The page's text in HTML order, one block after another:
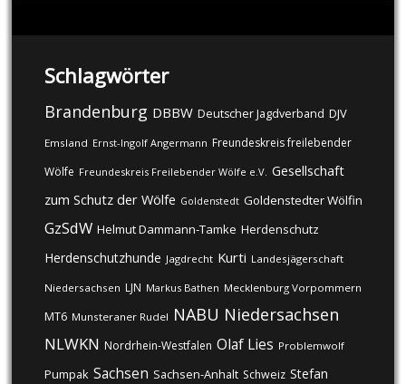
Schlagwörter
Brandenburg DBBW Deutscher Jagdverband DJV
Emsland Ernst-Ingolf Angermann Freundeskreis freilebender
Wölfe Freundeskreis Freilebender Wölfe e.V. Gesellschaft
zum Schutz der Wölfe Goldenstedt Goldenstedter Wölfin
GzSdW Helmut Dammann-Tamke Herdenschutz
Herdenschutzhunde Jagdrecht Kurti Landesjägerschaft
Niedersachsen LJN Markus Bathen Mecklenburg Vorpommern
MT6 Munsteraner Rudel NABU Niedersachsen
NLWKN Nordrhein-Westfalen Olaf Lies Problemwolf
Pumpak Sachsen Sachsen-Anhalt Schweiz Stefan